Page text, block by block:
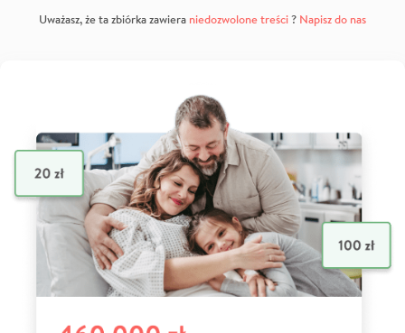
Uważasz, że ta zbiórka zawiera niedozwolone treści? Napisz do nas